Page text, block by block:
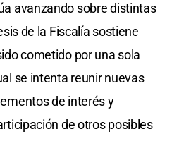
avanzando sobre distintas
de la Fiscalía sostiene
cometido por una sola
se intenta reunir nuevas
de interés y
de otros posibles